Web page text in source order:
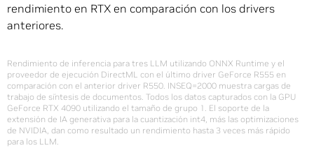
rendimiento en RTX en comparación con los drivers
anteriores.
Rendimiento de inferencia para tres LLM utilizando ONNX Runtime y el
proveedor de ejecución DirectML con el último driver GeForce R555 en
comparación con el anterior driver R550. INSEQ=2000 muestra cargas de
trabajo de síntesis de documentos. Todos los datos capturados con la GPU
GeForce RTX 4090 utilizando el tamaño de grupo 1. El soporte de la
extensión de IA generativa para la cuantización int4, más las optimizaciones
de NVIDIA, dan como resultado un rendimiento hasta 3 veces más rápido
para los LLM.